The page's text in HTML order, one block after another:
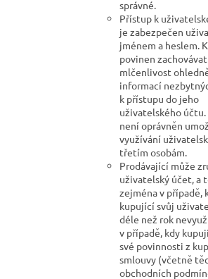
správné.
Přístup k
je zabezpečen
jménem a heslem.
povinen zachovávat
mlčenlivost
informací
k přístupu do jeho
uživatelského
není oprávněn
využívání
třetím osobám.
Prodávající může
uživatelský účet, a
zejména v případě,
kupující svůj
déle než rok
v případě, kdy
své povinnosti z
smlouvy (včetně
obchodních